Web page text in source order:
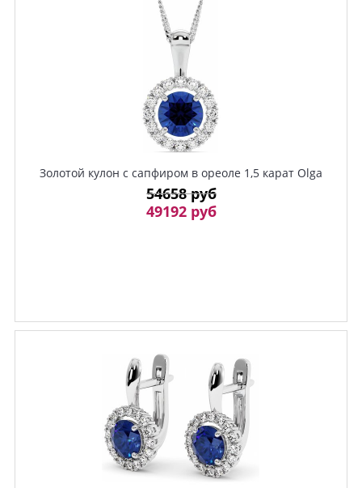
Золотой кулон с сапфиром в ореоле 1,5 карат Olga
54658 руб
49192 руб